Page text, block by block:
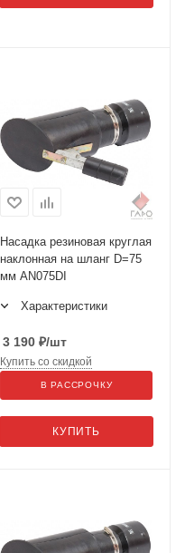
Насадка резиновая круглая
наклонная на шланг D=75
мм AN075DI
Характеристики
3 190 ₽/шт
КУПИТЬ
Купить со скидкой
В РАССРОЧКУ